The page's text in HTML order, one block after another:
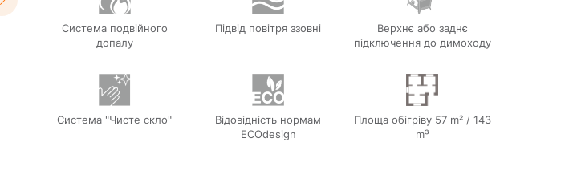
Система подвійного
допалу
Підвід повітря ззовні
Верхнє або заднє
підключення до димоходу
Система "Чисте скло"
Відовідність нормам
ECOdesign
Площа обігріву 57 m² / 143
m³